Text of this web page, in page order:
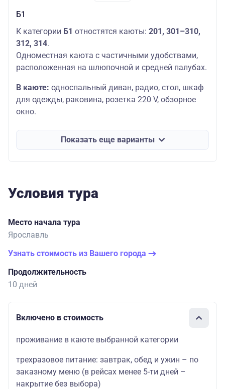
Б1
К категории Б1 отностятся каюты: 201, 301–310,
312, 314.
Одноместная каюта с частичными удобствами,
расположенная на шлюпочной и средней палубах.
В каюте: односпальный диван, радио, стол, шкаф
для одежды, раковина, розетка 220 V, обзорное
окно.
Показать еще варианты
Условия тура
Место начала тура
Ярославль
Узнать стоимость из Вашего города
Продолжительность
10 дней
Включено в стоимость
проживание в каюте выбранной категории
трехразовое питание: завтрак, обед и ужин – по
заказному меню (в рейсах менее 5-ти дней –
накрытие без выбора)